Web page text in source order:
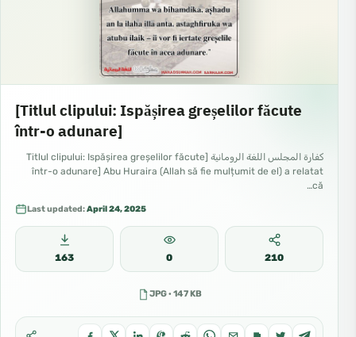
[Titlul clipului: Ispășirea greșelilor făcute
într-o adunare]
كفارة المجلس اللغة الرومانية [Titlul clipului: Ispășirea greșelilor făcute
într-o adunare] Abu Huraira (Allah să fie mulțumit de el) a relatat
că…
Last updated:April 24, 2025
163 0 210
JPG · 147 KB